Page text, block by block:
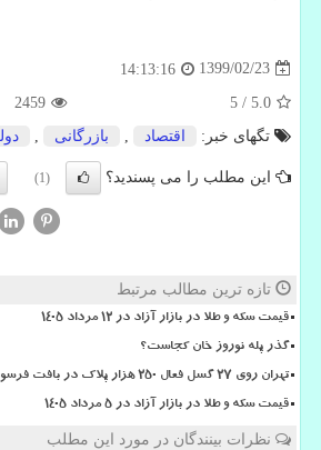
1399/02/23
14:13:16
5.0
/
5
2459
تگهای خبر:
اقتصاد بازرگانی
این مطلب را می پسندید؟ (1)
تازه ترین مطالب مرتبط
قیمت سکه و طلا در بازار آزاد در ۱۲ مرداد ۱۴۰۵
گذر پله نوروز خان کجاست؟
تهران روی ۲۷ گسل فعال ۲۵۰ هزار پلاک در بافت فرسوده پایتخت قرار دارد
قیمت سکه و طلا در بازار آزاد در ۵ مرداد ۱۴۰۵
نظرات بینندگان در مورد این مطلب